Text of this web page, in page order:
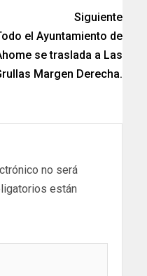
Siguiente
el Ayuntamiento de
se traslada a Las
Margen Derecha.
no será
están